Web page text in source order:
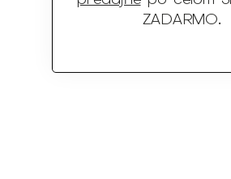
ZADARMO.